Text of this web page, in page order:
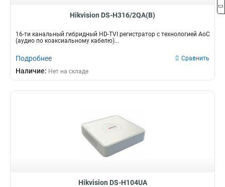
Hikvision DS-H316/2QA(B)
16-ти канальный гибридный HD-TVI регистратор c технологией AoC
(аудио по коаксиальному кабелю)...
Подробнее Сравнить
Наличие: Нет на складе
Hikvision DS-H104UA